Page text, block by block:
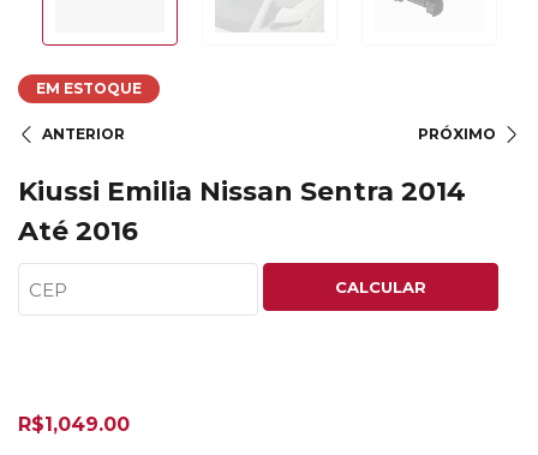
EM ESTOQUE
ANTERIOR PRÓXIMO
Kiussi Emilia Nissan Sentra 2014
Até 2016
CALCULAR
R$1,049.00